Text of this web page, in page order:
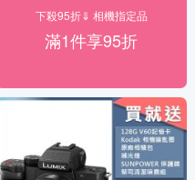
下殺95折⇓ 相機指定品
滿1件享95折